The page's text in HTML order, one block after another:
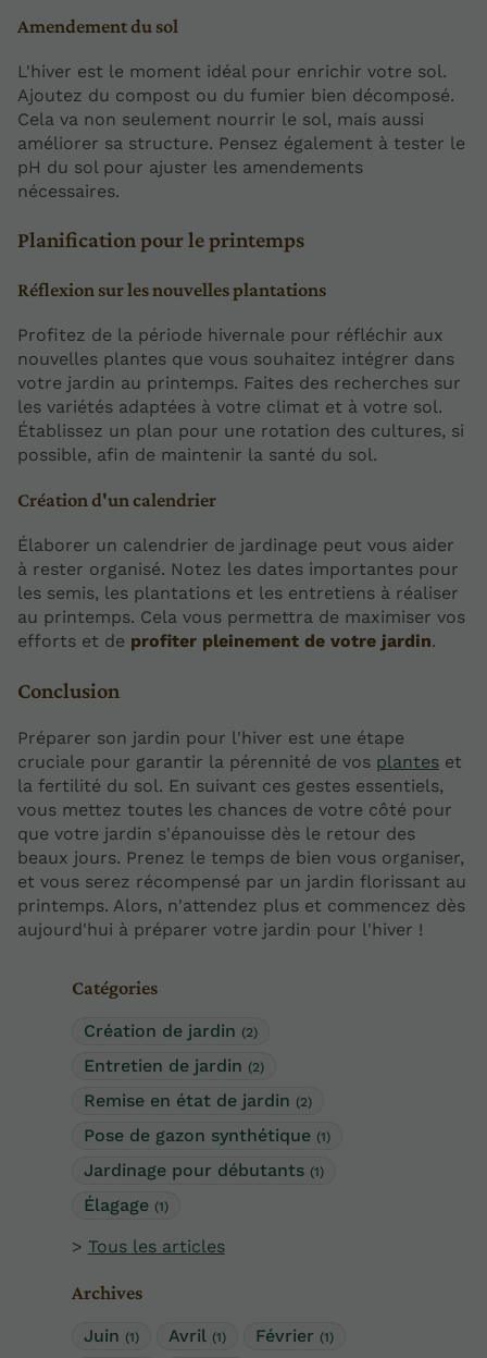
Catégories
Création de jardin (2)
Entretien de jardin (2)
Remise en état de jardin (2)
Pose de gazon synthétique (1)
Jardinage pour débutants (1)
Élagage (1)
Tous les articles
Archives
Juin (1) Avril (1) Février (1)
Amendement du sol
L'hiver est le moment idéal pour enrichir votre sol.
Ajoutez du compost ou du fumier bien décomposé.
Cela va non seulement nourrir le sol, mais aussi
améliorer sa structure. Pensez également à tester le
pH du sol pour ajuster les amendements
nécessaires.
Planification pour le printemps
Réflexion sur les nouvelles plantations
Profitez de la période hivernale pour réfléchir aux
nouvelles plantes que vous souhaitez intégrer dans
votre jardin au printemps. Faites des recherches sur
les variétés adaptées à votre climat et à votre sol.
Établissez un plan pour une rotation des cultures, si
possible, afin de maintenir la santé du sol.
Création d'un calendrier
Élaborer un calendrier de jardinage peut vous aider
à rester organisé. Notez les dates importantes pour
les semis, les plantations et les entretiens à réaliser
au printemps. Cela vous permettra de maximiser vos
efforts et de profiter pleinement de votre jardin.
Conclusion
Préparer son jardin pour l'hiver est une étape
cruciale pour garantir la pérennité de vos plantes et
la fertilité du sol. En suivant ces gestes essentiels,
vous mettez toutes les chances de votre côté pour
que votre jardin s'épanouisse dès le retour des
beaux jours. Prenez le temps de bien vous organiser,
et vous serez récompensé par un jardin florissant au
printemps. Alors, n'attendez plus et commencez dès
aujourd'hui à préparer votre jardin pour l'hiver !